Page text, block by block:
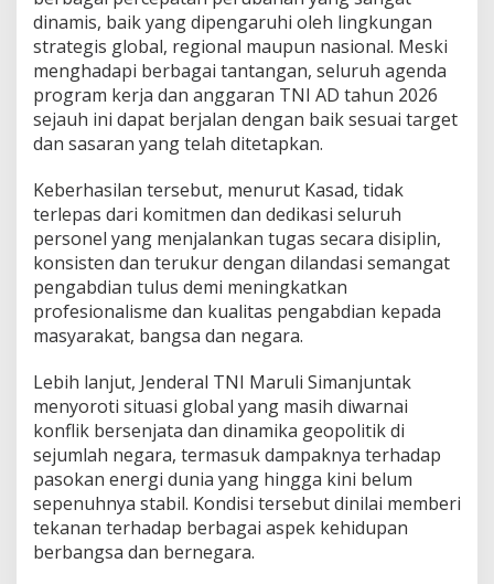
dinamis, baik yang dipengaruhi oleh lingkungan
strategis global, regional maupun nasional. Meski
menghadapi berbagai tantangan, seluruh agenda
program kerja dan anggaran TNI AD tahun 2026
sejauh ini dapat berjalan dengan baik sesuai target
dan sasaran yang telah ditetapkan.
Keberhasilan tersebut, menurut Kasad, tidak
terlepas dari komitmen dan dedikasi seluruh
personel yang menjalankan tugas secara disiplin,
konsisten dan terukur dengan dilandasi semangat
pengabdian tulus demi meningkatkan
profesionalisme dan kualitas pengabdian kepada
masyarakat, bangsa dan negara.
Lebih lanjut, Jenderal TNI Maruli Simanjuntak
menyoroti situasi global yang masih diwarnai
konflik bersenjata dan dinamika geopolitik di
sejumlah negara, termasuk dampaknya terhadap
pasokan energi dunia yang hingga kini belum
sepenuhnya stabil. Kondisi tersebut dinilai memberi
tekanan terhadap berbagai aspek kehidupan
berbangsa dan bernegara.